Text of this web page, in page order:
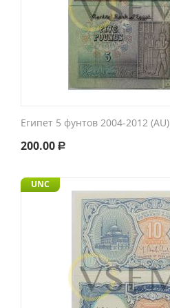
Египет 5 фунтов 2004-2012 (AU)
200.00 Р
UNC